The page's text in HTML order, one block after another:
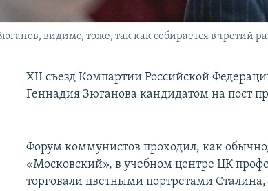
видимо, тоже, так как собирается в третий
XII съезд Компартии Российской
Геннадия Зюганова кандидатом на пост
Форум коммунистов проходил, как
«Московский», в учебном центре ЦК
торговали цветными портретами